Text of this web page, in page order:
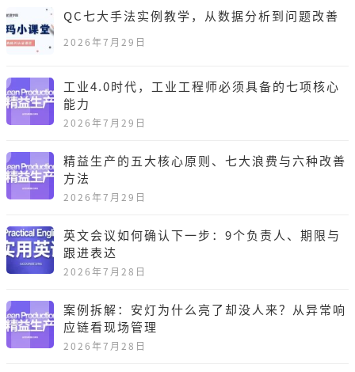
QC七大手法实例教学，从数据分析到问题改善
2026年7月29日
工业4.0时代，工业工程师必须具备的七项核心
能力
2026年7月29日
精益生产的五大核心原则、七大浪费与六种改善
方法
2026年7月29日
英文会议如何确认下一步：9个负责人、期限与
跟进表达
2026年7月28日
案例拆解：安灯为什么亮了却没人来？从异常响
应链看现场管理
2026年7月28日